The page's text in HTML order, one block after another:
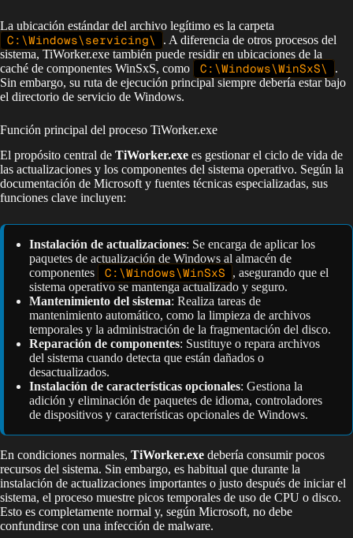
La ubicación estándar del archivo legítimo es la carpeta
C:\Windows\servicing\
. A diferencia de otros procesos del
sistema, TiWorker.exe también puede residir en ubicaciones de la
caché de componentes WinSxS, como
C:\Windows\WinSxS\
.
Sin embargo, su ruta de ejecución principal siempre debería estar bajo
el directorio de servicio de Windows.
Función principal del proceso TiWorker.exe
El propósito central de TiWorker.exe es gestionar el ciclo de vida de
las actualizaciones y los componentes del sistema operativo. Según la
documentación de Microsoft y fuentes técnicas especializadas, sus
funciones clave incluyen:
Instalación de actualizaciones: Se encarga de aplicar los
paquetes de actualización de Windows al almacén de
componentes
C:\Windows\WinSxS
, asegurando que el
sistema operativo se mantenga actualizado y seguro.
Mantenimiento del sistema: Realiza tareas de
mantenimiento automático, como la limpieza de archivos
temporales y la administración de la fragmentación del disco.
Reparación de componentes: Sustituye o repara archivos
del sistema cuando detecta que están dañados o
desactualizados.
Instalación de características opcionales: Gestiona la
adición y eliminación de paquetes de idioma, controladores
de dispositivos y características opcionales de Windows.
En condiciones normales, TiWorker.exe debería consumir pocos
recursos del sistema. Sin embargo, es habitual que durante la
instalación de actualizaciones importantes o justo después de iniciar el
sistema, el proceso muestre picos temporales de uso de CPU o disco.
Esto es completamente normal y, según Microsoft, no debe
confundirse con una infección de malware.